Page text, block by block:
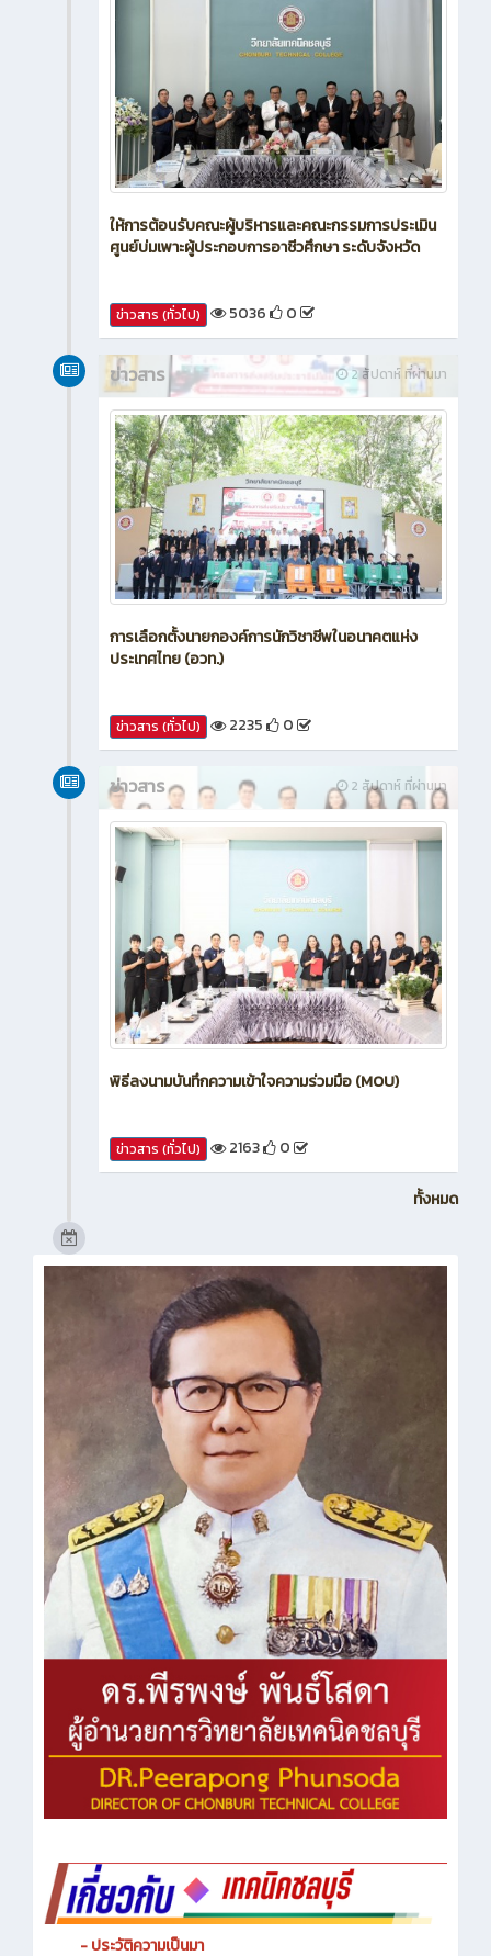
ให้การต้อนรับคณะผู้บริหารและคณะกรรมการประเมิน
ศูนย์บ่มเพาะผู้ประกอบการอาชีวศึกษา ระดับจังหวัด
ข่าวสาร (ทั่วไป) 5036 0
2 สัปดาห์ ที่ผ่านมา
ข่าวสาร
การเลือกตั้งนายกองค์การนักวิชาชีพในอนาคตแห่ง
ประเทศไทย (อวท.)
ข่าวสาร (ทั่วไป) 2235 0
2 สัปดาห์ ที่ผ่านมา
ข่าวสาร
พิธีลงนามบันทึกความเข้าใจความร่วมมือ (MOU)
ข่าวสาร (ทั่วไป) 2163 0
ทั้งหมด
- ประวัติความเป็นมา